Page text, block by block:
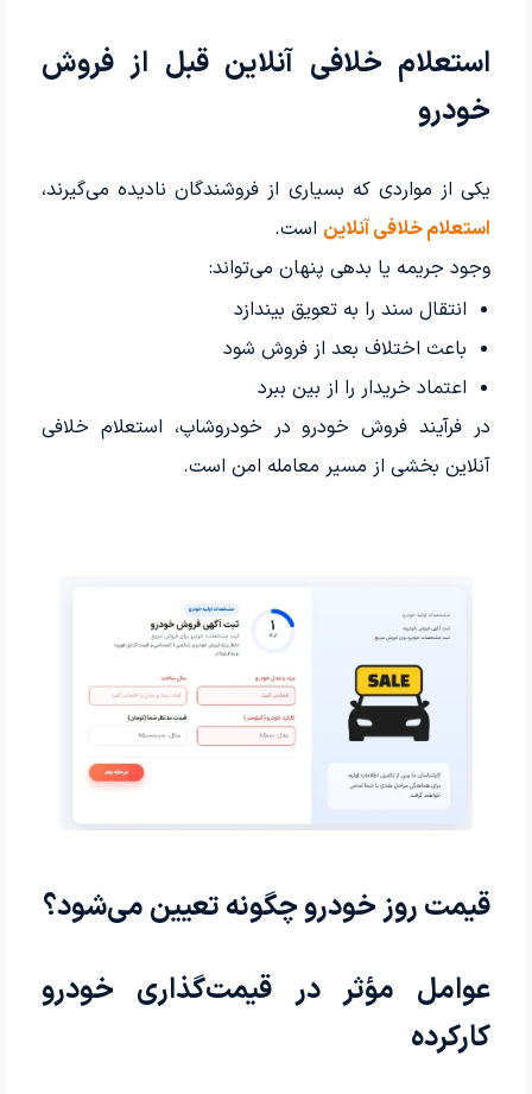
استعلام خلافی آنلاین قبل از فروش
خودرو
یکی از مواردی که بسیاری از فروشندگان نادیده می‌گیرند،
استعلام خلافی آنلاین است.
وجود جریمه یا بدهی پنهان می‌تواند:
انتقال سند را به تعویق بیندازد
باعث اختلاف بعد از فروش شود
اعتماد خریدار را از بین ببرد
در فرآیند فروش خودرو در خودروشاپ، استعلام خلافی
آنلاین بخشی از مسیر معامله امن است.
قیمت روز خودرو چگونه تعیین می‌شود؟
عوامل مؤثر در قیمت‌گذاری خودرو
کارکرده